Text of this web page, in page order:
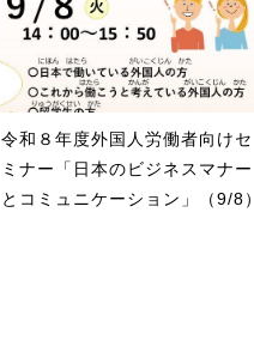
令和８年度外国人労働者向けセ
ミナー「日本のビジネスマナー
とコミュニケーション」（9/8）